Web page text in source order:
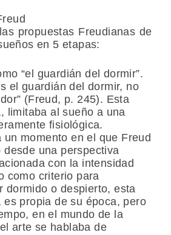
propuestas Freudianas de
en 5 etapas:
“el guardián del dormir”.
el guardián del dormir, no
(Freud, p. 245). Esta
limitaba al sueño a una
fisiológica.
un momento en el que Freud
desde una perspectiva
con la intensidad
como criterio para
dormido o despierto, esta
es propia de su época, pero
en el mundo de la
arte se hablaba de